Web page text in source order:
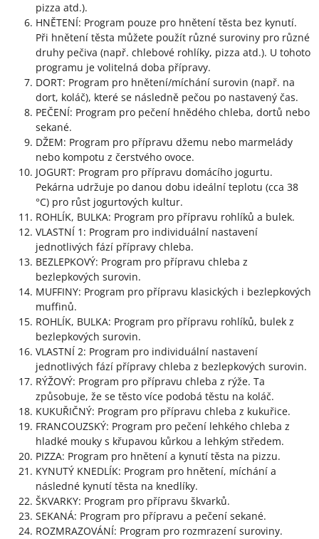
pizza atd.).
HNĚTENÍ: Program pouze pro hnětení těsta bez kynutí.
Při hnětení těsta můžete použít různé suroviny pro různé
druhy pečiva (např. chlebové rohlíky, pizza atd.). U tohoto
programu je volitelná doba přípravy.
DORT: Program pro hnětení/míchání surovin (např. na
dort, koláč), které se následně pečou po nastavený čas.
PEČENÍ: Program pro pečení hnědého chleba, dortů nebo
sekané.
DŽEM: Program pro přípravu džemu nebo marmelády
nebo kompotu z čerstvého ovoce.
JOGURT: Program pro přípravu domácího jogurtu.
Pekárna udržuje po danou dobu ideální teplotu (cca 38
°C) pro růst jogurtových kultur.
ROHLÍK, BULKA: Program pro přípravu rohlíků a bulek.
VLASTNÍ 1: Program pro individuální nastavení
jednotlivých fází přípravy chleba.
BEZLEPKOVÝ: Program pro přípravu chleba z
bezlepkových surovin.
MUFFINY: Program pro přípravu klasických i bezlepkových
muffinů.
ROHLÍK, BULKA: Program pro přípravu rohlíků, bulek z
bezlepkových surovin.
VLASTNÍ 2: Program pro individuální nastavení
jednotlivých fází přípravy chleba z bezlepkových surovin.
RÝŽOVÝ: Program pro přípravu chleba z rýže. Ta
způsobuje, že se těsto více podobá těstu na koláč.
KUKUŘIČNÝ: Program pro přípravu chleba z kukuřice.
FRANCOUZSKÝ: Program pro pečení lehkého chleba z
hladké mouky s křupavou kůrkou a lehkým středem.
PIZZA: Program pro hnětení a kynutí těsta na pizzu.
KYNUTÝ KNEDLÍK: Program pro hnětení, míchání a
následné kynutí těsta na knedlíky.
ŠKVARKY: Program pro přípravu škvarků.
SEKANÁ: Program pro přípravu a pečení sekané.
ROZMRAZOVÁNÍ: Program pro rozmrazení suroviny.